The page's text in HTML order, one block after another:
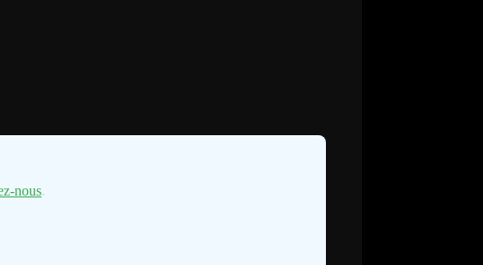
nous.